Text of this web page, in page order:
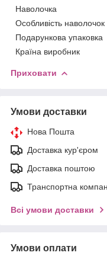
Наволочка
Особливість наволочок
Подарункова упаковка
Країна виробник
Приховати
Умови доставки
Нова Пошта
Доставка кур'єром
Доставка поштою
Транспортна
Всі умови доставки
Умови оплати